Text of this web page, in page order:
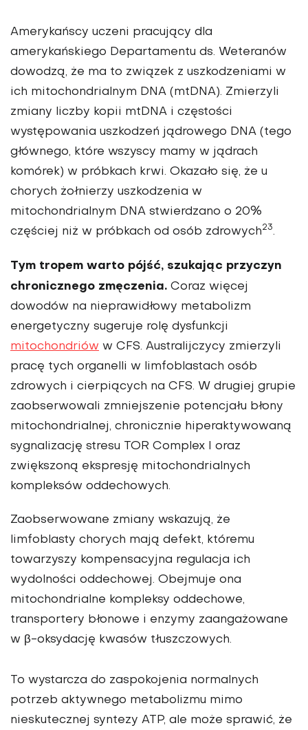
Amerykańscy uczeni pracujący dla
amerykańskiego Departamentu ds. Weteranów
dowodzą, że ma to związek z uszkodzeniami w
ich mitochondrialnym DNA (mtDNA). Zmierzyli
zmiany liczby kopii mtDNA i częstości
występowania uszkodzeń jądrowego DNA (tego
głównego, które wszyscy mamy w jądrach
komórek) w próbkach krwi. Okazało się, że u
chorych żołnierzy uszkodzenia w
mitochondrialnym DNA stwierdzano o 20%
częściej niż w próbkach od osób zdrowych23.
Tym tropem warto pójść, szukając przyczyn
chronicznego zmęczenia. Coraz więcej
dowodów na nieprawidłowy metabolizm
energetyczny sugeruje rolę dysfunkcji
mitochondriów w CFS. Australijczycy zmierzyli
pracę tych organelli w limfoblastach osób
zdrowych i cierpiących na CFS. W drugiej grupie
zaobserwowali zmniejszenie potencjału błony
mitochondrialnej, chronicznie hiperaktywowaną
sygnalizację stresu TOR Complex I oraz
zwiększoną ekspresję mitochondrialnych
kompleksów oddechowych.
Zaobserwowane zmiany wskazują, że
limfoblasty chorych mają defekt, któremu
towarzyszy kompensacyjna regulacja ich
wydolności oddechowej. Obejmuje ona
mitochondrialne kompleksy oddechowe,
transportery błonowe i enzymy zaangażowane
w β-oksydację kwasów tłuszczowych.
To wystarcza do zaspokojenia normalnych
potrzeb aktywnego metabolizmu mimo
nieskutecznej syntezy ATP, ale może sprawić, że